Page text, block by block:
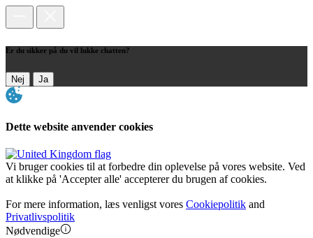
Er du sikker på du vil lukke chatten?
Nej Ja
Dette website anvender cookies
Vi bruger cookies til at forbedre din oplevelse på vores website. Ved
at klikke på 'Accepter alle' accepterer du brugen af cookies.
For mere information, læs venligst vores Cookiepolitik and
Privatlivspolitik
Nødvendige